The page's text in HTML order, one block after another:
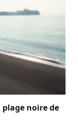
noire de